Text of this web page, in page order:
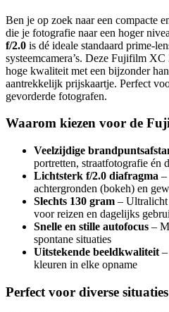
Ben je op zoek naar een compacte
die je fotografie naar een hoger
f/2.0 is dé ideale standaard prime-
systeemcamera’s. Deze Fujifilm
hoge kwaliteit met een bijzonder
aantrekkelijk prijskaartje. Perfect
gevorderde fotografen.
Waarom kiezen voor de
Veelzijdige
portretten, straatfotografie én
Lichtsterk f/2.0 diafragma –
achtergronden (bokeh) en
Slechts 130 gram – Ultralicht
voor reizen en dagelijks
Snelle en stille autofocus –
spontane situaties
Uitstekende beeldkwaliteit
kleuren in elke opname
Perfect voor diverse situaties